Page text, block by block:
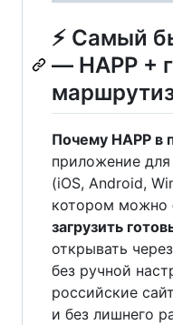
⚡ Самый
— HAPP +
Почему HAPP в
приложение
(iOS, Android,
котором можно
загрузить
открывать
без ручной
российские
и без лишнего